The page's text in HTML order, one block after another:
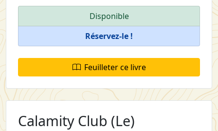
Disponible
Réservez-le !
Feuilleter ce livre
Calamity Club (Le)